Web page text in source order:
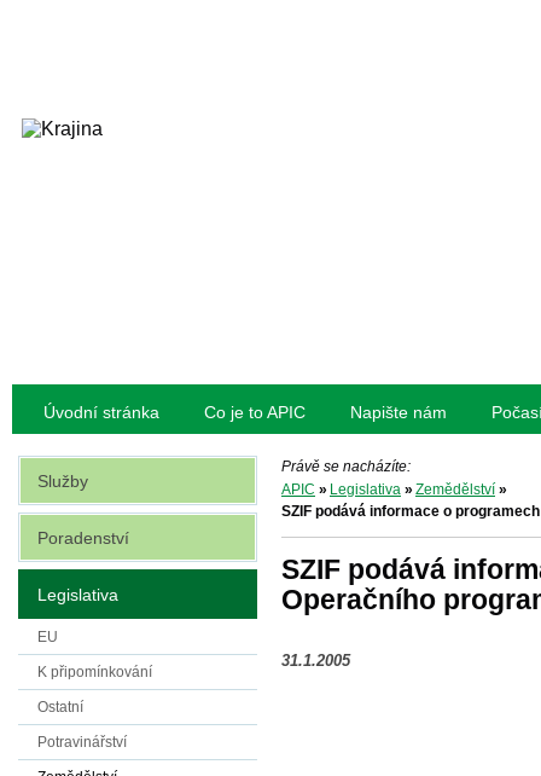
Úvodní stránka Co je to APIC Napište nám
Právě se nacházíte:
APIC » Legislativa » Zemědělství »
SZIF podává informace o
SZIF podává
Operačního
31.1.2005
Služby
Poradenství
Legislativa
EU
K připomínkování
Ostatní
Potravinářství